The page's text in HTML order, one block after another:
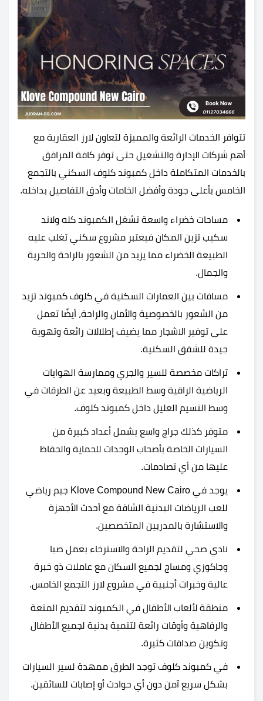
تتوافر الخدمات الرائعة والمميزة لتعاون لارز العقارية مع
أهم شركات الإدارة والتشغيل حتى توفر كافة المرافق
بالخدمات المتكاملة داخل كمبوند كلوف السكني بالتجمع
الخامس بأعلى جودة وأفضل الخامات وأدق التفاصيل بداخله.
مساحات خضراء واسعة تشغل الكمبوند كله ولاند
سكيب تزين المكان فيعتبر مشروع سكني تغلب عليه
الطبيعة الخضراء مما يزيد من الشعور بالراحة والحرية
والجمال.
مسافات بين العمارات السكنية في كلوف كمبوند تزيد
من الشعور بالخصوصية والأمان والراحة، أيضًا تعمل
على توفير الاشجار مما يضيف إطلالات رائعة وتهوية
جيدة للشقق السكنية.
تراكات مخصصة للسير والجري وممارسة الهوايات
الرياضية الراقية وسط الطبيعة وبعيد عن الطرقات في
وسط النسيم العليل داخل كمبوند كلوف.
متوفر كذلك جراج واسع يشمل أعداد كبيرة من
السيارات الخاصة بأصحاب الوحدات للحماية والحفاظ
عليها من أي تصادمات.
يوجد في Klove Compound New Cairo جيم رياضي
للعب الرياضات البدنية الشاقة مع أحدث الأجهزة
والاستشارة بالمدربين المتخصصين.
نادي صحي لتقديم الراحة والاسترخاء بعمل صبا
وجاكوزي ومساج لجميع السكان مع عاملات ذو خبرة
عالية وخبرات أجنبية في مشروع لارز التجمع الخامس.
منطقة لألعاب الأطفال في الكمبوند لتقديم المتعة
والرفاهية وأوقات رائعة لتنمية بدنية لجميع الأطفال
وتكوين صداقات كثيرة.
في كمبوند كلوف توجد الطرق ممهدة لسير السيارات
بشكل سريع آمن دون أي حوادث أو إصابات للسائقين.